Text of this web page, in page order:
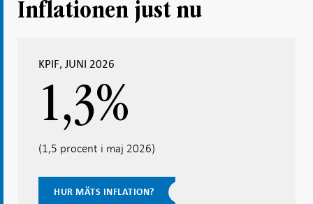
Inflationen just nu
KPIF, JUNI 2026
1,3%
(1,5 procent i maj 2026)
HUR MÄTS INFLATION?